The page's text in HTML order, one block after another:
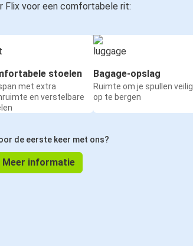
Flix voor een comfortabele rit:
stoelen
met extra
en verstelbare
Bagage-opslag
Ruimte om je spullen veilig
op te bergen
de eerste keer met ons?
Meer informatie